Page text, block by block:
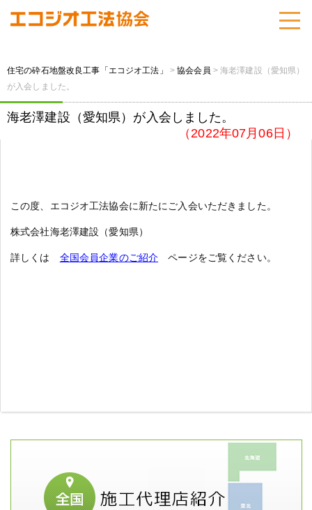
住宅の砕石地盤改良工事「エコジオ工法」 >協会会員 >海老澤建設（愛知県）
が入会しました。
海老澤建設（愛知県）が入会しました。
（2022年07月06日）
この度、エコジオ工法協会に新たにご入会いただきました。
株式会社海老澤建設（愛知県）
詳しくは 全国会員企業のご紹介 ページをご覧ください。